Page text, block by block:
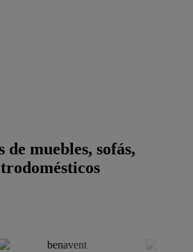
de muebles, sofás,